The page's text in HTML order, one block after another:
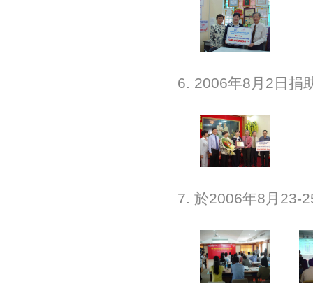
6. 2006年8月2日捐
7. 於2006年8月23-